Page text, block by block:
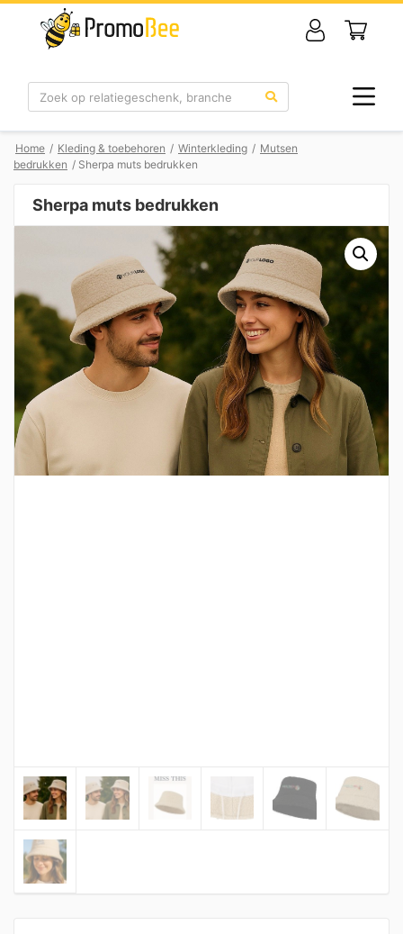
Zoek
Home / Kleding & toebehoren / Winterkleding / Mutsen
bedrukken / Sherpa muts bedrukken
Sherpa muts bedrukken